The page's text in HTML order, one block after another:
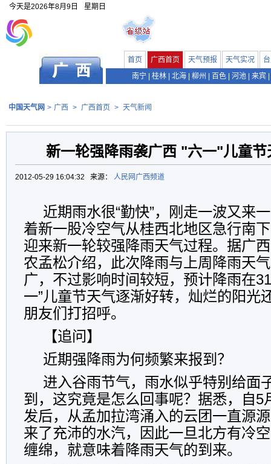
今天是2026年8月9日 星期日
首页 广西首页 天气预报 天气实况
南宁
桂林 北海 柳州 百色 河池 来宾
中国天气网 > 广西 > 广西首页 > 天气新闻
新一轮强降雨袭广西 "六一"儿童节
2012-05-29 16:04:32 来源： 人民网广西频道
近期雨水很“勤快”，刚走一波又来
着新一股冷空气从桂西北地区急行南
迎来新一轮较强降雨天气过程。据广
农孟松介绍，此次降雨与上周降雨天
广，不过影响时间较短，预计降雨在
一”儿童节天气逐渐好转，灿烂的阳光
朋友们打招呼。
【追问】
近期强降雨为何频繁来报到？
进入谷雨节气，雨水似乎特别给面
到，这究竟是怎么回事呢？据悉，自5
发后，从孟加拉湾涌入的云团一直源
来了充沛的水汽，因此一旦北方有冷
缠绵，就意味着降雨天气的到来。